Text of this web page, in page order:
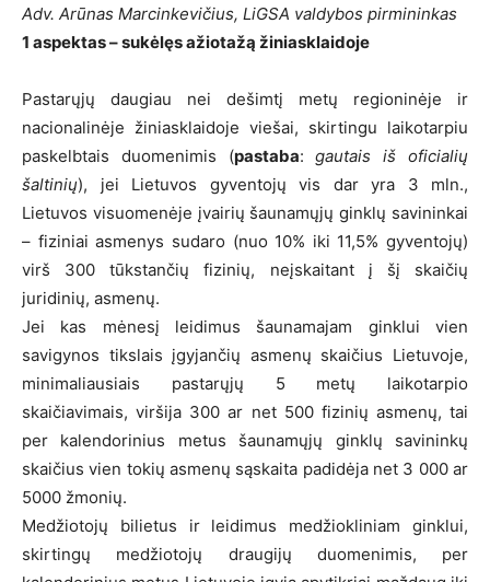
Adv. Arūnas Marcinkevičius, LiGSA valdybos pirmininkas
1 aspektas – sukėlęs ažiotažą žiniasklaidoje
Pastarųjų daugiau nei dešimtį metų regioninėje ir
nacionalinėje žiniasklaidoje viešai, skirtingu laikotarpiu
paskelbtais duomenimis (pastaba:gautais iš oficialių
šaltinių), jei Lietuvos gyventojų vis dar yra 3 mln.,
Lietuvos visuomenėje įvairių šaunamųjų ginklų savininkai
– fiziniai asmenys sudaro (nuo 10% iki 11,5% gyventojų)
virš 300 tūkstančių fizinių, neįskaitant į šį skaičių
juridinių, asmenų.
Jei kas mėnesį leidimus šaunamajam ginklui vien
savigynos tikslais įgyjančių asmenų skaičius Lietuvoje,
minimaliausiais pastarųjų 5 metų laikotarpio
skaičiavimais, viršija 300 ar net 500 fizinių asmenų, tai
per kalendorinius metus šaunamųjų ginklų savininkų
skaičius vien tokių asmenų sąskaita padidėja net 3 000 ar
5000 žmonių.
Medžiotojų bilietus ir leidimus medžiokliniam ginklui,
skirtingų medžiotojų draugijų duomenimis, per